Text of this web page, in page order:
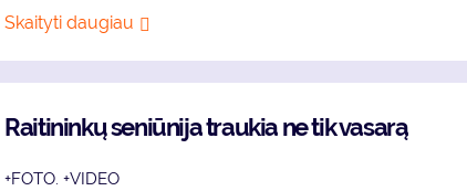
Skaityti daugiau
Raitininkų seniūnija traukia ne tik vasarą
+FOTO. +VIDEO